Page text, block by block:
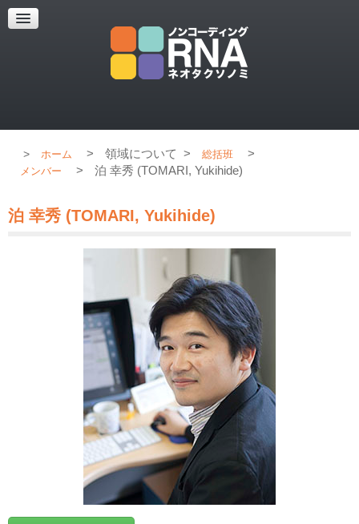
超解像顕微鏡
超解像顕微鏡の紹介
ホーム > 領域について > 総括班 >
メンバー > 泊 幸秀 (TOMARI, Yukihide)
泊 幸秀 (TOMARI, Yukihide)